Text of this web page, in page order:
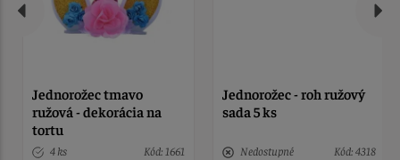
Jednorožec tmavo
ružová - dekorácia na
tortu
4 ks Kód: 1661
Jednorožec - roh ružový
sada 5 ks
Nedostupné Kód: 4318